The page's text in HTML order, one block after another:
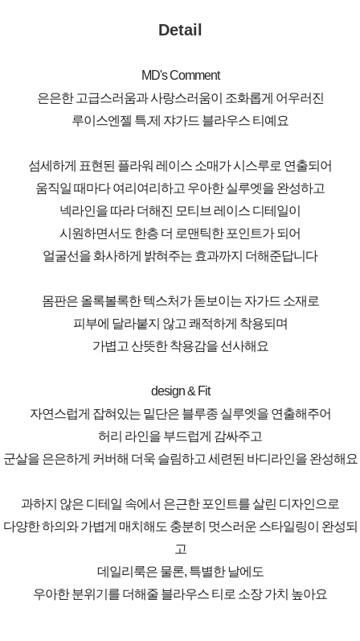
Detail
MD's Comment
은은한 고급스러움과 사랑스러움이 조화롭게 어우러진
루이스엔젤 특.제 쟈가드 블라우스 티예요
섬세하게 표현된 플라워 레이스 소매가 시스루로 연출되어
움직일 때마다 여리여리하고 우아한 실루엣을 완성하고
넥라인을 따라 더해진 모티브 레이스 디테일이
시원하면서도 한층 더 로맨틱한 포인트가 되어
얼굴선을 화사하게 밝혀주는 효과까지 더해준답니다
몸판은 올록볼록한 텍스처가 돋보이는 자가드 소재로
피부에 달라붙지 않고 쾌적하게 착용되며
가볍고 산뜻한 착용감을 선사해요
design & Fit
자연스럽게 잡혀있는 밑단은 블루종 실루엣을 연출해주어
허리 라인을 부드럽게 감싸주고
군살을 은은하게 커버해 더욱 슬림하고 세련된 바디라인을 완성해요
과하지 않은 디테일 속에서 은근한 포인트를 살린 디자인으로
다양한 하의와 가볍게 매치해도 충분히 멋스러운 스타일링이 완성되
고
데일리룩은 물론, 특별한 날에도
우아한 분위기를 더해줄 블라우스 티로 소장 가치 높아요